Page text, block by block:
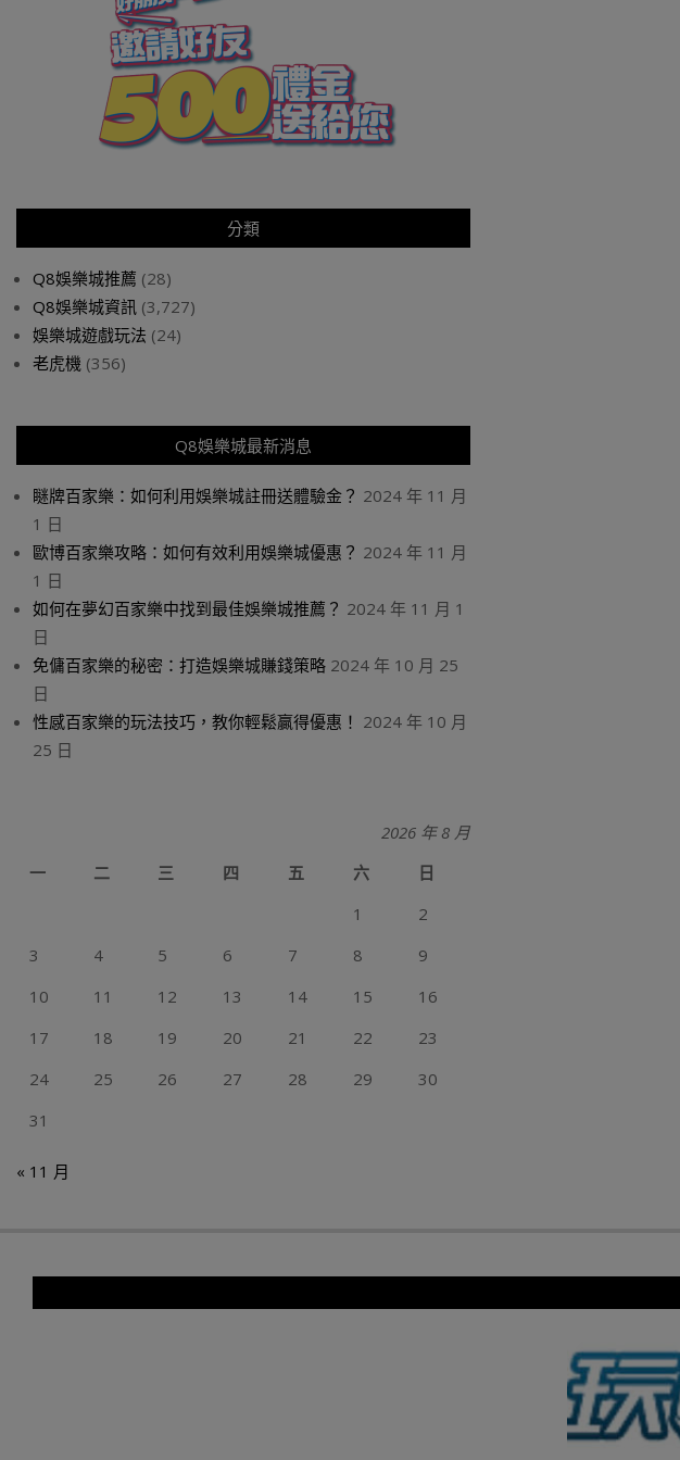
分類
Q8娛樂城推薦 (28)
Q8娛樂城資訊 (3,727)
娛樂城遊戲玩法 (24)
老虎機 (356)
Q8娛樂城最新消息
瞇牌百家樂：如何利用娛樂城註冊送體驗金？ 2024 年 11 月
1 日
歐博百家樂攻略：如何有效利用娛樂城優惠？ 2024 年 11 月
1 日
如何在夢幻百家樂中找到最佳娛樂城推薦？ 2024 年 11 月 1
日
免傭百家樂的秘密：打造娛樂城賺錢策略 2024 年 10 月 25
日
性感百家樂的玩法技巧，教你輕鬆贏得優惠！ 2024 年 10 月
25 日
2026 年 8 月
一
二 三 四 五 六
日
1
2
3
4 5 6 7 8
9
10
11 12 13 14 15
16
17
18 19 20 21 22
23
24
25 26 27 28 29
30
31
« 11 月